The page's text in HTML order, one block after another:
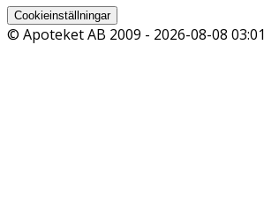
Cookieinställningar
© Apoteket AB 2009 - 2026-08-08